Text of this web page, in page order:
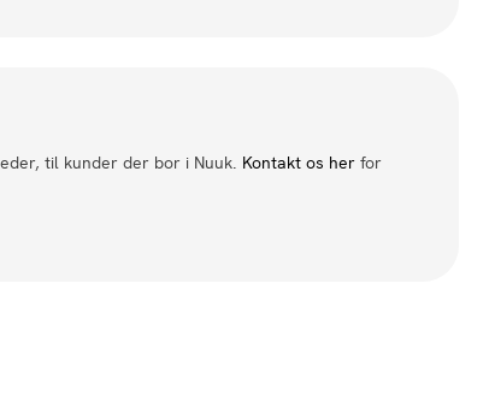
til kunder der bor i Nuuk. Kontakt os herfor